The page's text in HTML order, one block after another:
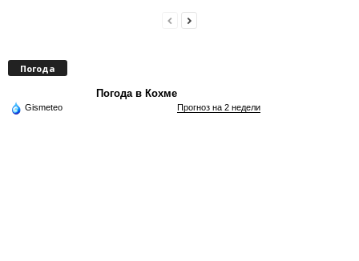
Погода
Погода в Кохме
Gismeteo Прогноз на 2 недели